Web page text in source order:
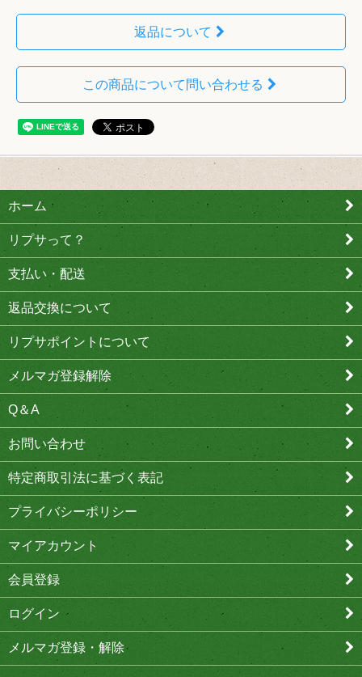
返品について
この商品について問い合わせる
ホーム
リプサって？
支払い・配送
返品交換について
リプサポイントについて
メルマガ登録解除
Q＆A
お問い合わせ
特定商取引法に基づく表記
プライバシーポリシー
マイアカウント
会員登録
ログイン
メルマガ登録・解除